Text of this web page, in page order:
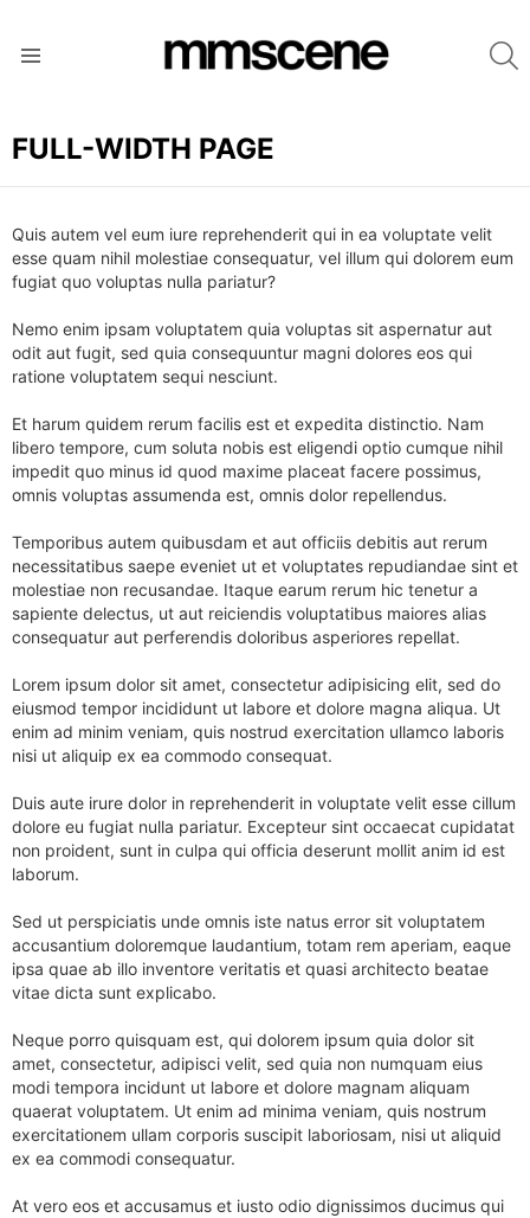
FULL-WIDTH PAGE
Quis autem vel eum iure reprehenderit qui in ea voluptate velit
esse quam nihil molestiae consequatur, vel illum qui dolorem eum
fugiat quo voluptas nulla pariatur?
Nemo enim ipsam voluptatem quia voluptas sit aspernatur aut
odit aut fugit, sed quia consequuntur magni dolores eos qui
ratione voluptatem sequi nesciunt.
Et harum quidem rerum facilis est et expedita distinctio. Nam
libero tempore, cum soluta nobis est eligendi optio cumque nihil
impedit quo minus id quod maxime placeat facere possimus,
omnis voluptas assumenda est, omnis dolor repellendus.
Temporibus autem quibusdam et aut officiis debitis aut rerum
necessitatibus saepe eveniet ut et voluptates repudiandae sint et
molestiae non recusandae. Itaque earum rerum hic tenetur a
sapiente delectus, ut aut reiciendis voluptatibus maiores alias
consequatur aut perferendis doloribus asperiores repellat.
Lorem ipsum dolor sit amet, consectetur adipisicing elit, sed do
eiusmod tempor incididunt ut labore et dolore magna aliqua. Ut
enim ad minim veniam, quis nostrud exercitation ullamco laboris
nisi ut aliquip ex ea commodo consequat.
Duis aute irure dolor in reprehenderit in voluptate velit esse cillum
dolore eu fugiat nulla pariatur. Excepteur sint occaecat cupidatat
non proident, sunt in culpa qui officia deserunt mollit anim id est
laborum.
Sed ut perspiciatis unde omnis iste natus error sit voluptatem
accusantium doloremque laudantium, totam rem aperiam, eaque
ipsa quae ab illo inventore veritatis et quasi architecto beatae
vitae dicta sunt explicabo.
Neque porro quisquam est, qui dolorem ipsum quia dolor sit
amet, consectetur, adipisci velit, sed quia non numquam eius
modi tempora incidunt ut labore et dolore magnam aliquam
quaerat voluptatem. Ut enim ad minima veniam, quis nostrum
exercitationem ullam corporis suscipit laboriosam, nisi ut aliquid
ex ea commodi consequatur.
At vero eos et accusamus et iusto odio dignissimos ducimus qui